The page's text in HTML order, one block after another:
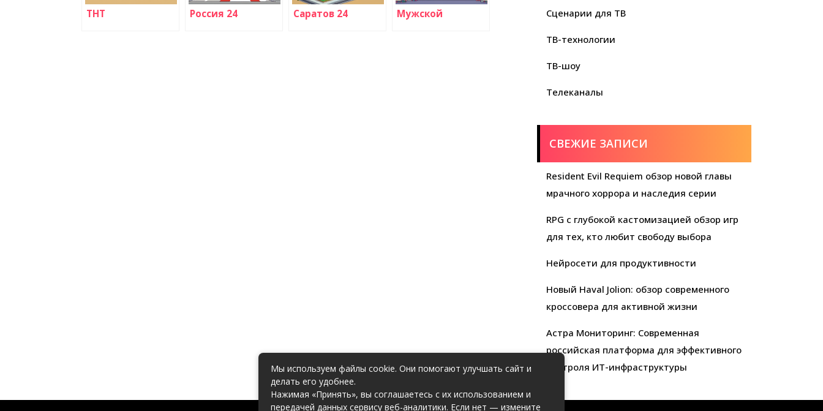
ТНТ Россия 24 Саратов 24 Мужской Сценарии для ТВ
ТВ-технологии
ТВ-шоу
Телеканалы
СВЕЖИЕ ЗАПИСИ
Resident Evil Requiem обзор новой главы
мрачного хоррора и наследия серии
RPG с глубокой кастомизацией обзор игр
для тех, кто любит свободу выбора
Нейросети для продуктивности
Новый Haval Jolion: обзор современного
кроссовера для активной жизни
Астра Мониторинг: Современная
российская платформа для эффективного
контроля ИТ-инфраструктуры
Мы используем файлы cookie. Они помогают улучшать сайт и
делать его удобнее.
Нажимая «Принять», вы соглашаетесь с их использованием и
передачей данных сервису веб-аналитики. Если нет — измените